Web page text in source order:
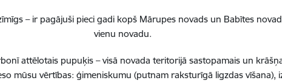
– ir pagājuši pieci gadi kopš Mārupes novads un Babītes
vienu novadu.
attēlotais pupuķis – visā novada teritorijā sastopamais un
mūsu vērtības: ģimeniskumu (putnam raksturīgā ligzdas vīšana),